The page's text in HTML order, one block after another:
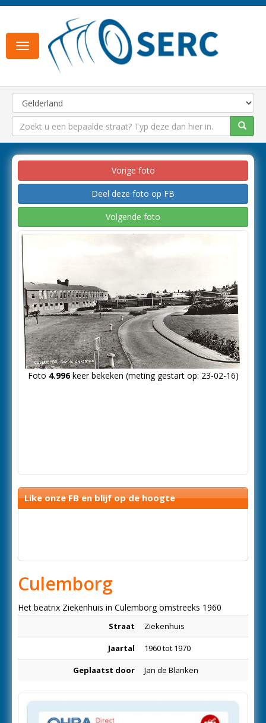
Toggle
navigation
Vorige foto
Deel deze foto op FB
Volgende foto
Foto 4.996keer bekeken (meting gestart op: 23-02-16)
Like onze FB en blijf op de hoogte
Culemborg
Het beatrix Ziekenhuis in Culemborg omstreeks 1960
Straat Ziekenhuis
Jaartal 1960 tot 1970
Geplaatst door Jan de Blanken